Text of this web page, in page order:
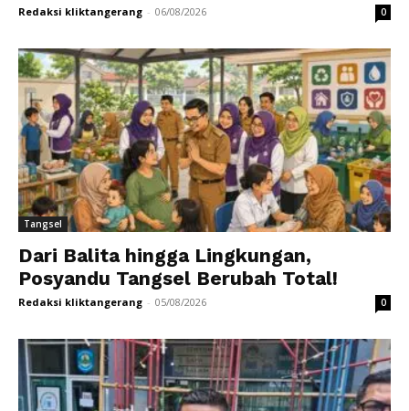
Redaksi kliktangerang - 06/08/2026 0
Tangsel
Dari Balita hingga Lingkungan,
Posyandu Tangsel Berubah Total!
Redaksi kliktangerang - 05/08/2026 0